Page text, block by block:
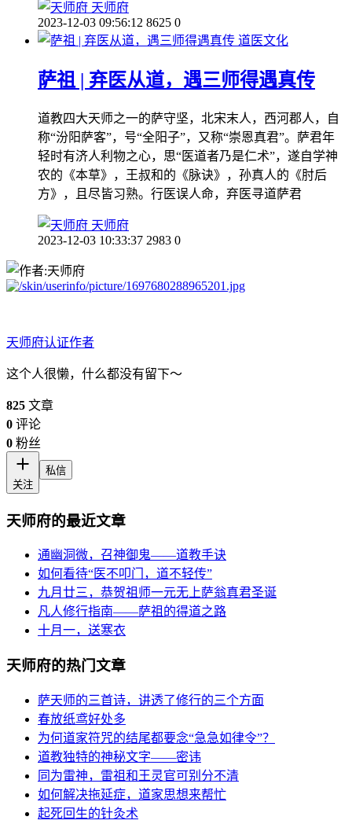
天师府
2023-12-03 09:56:12 8625 0
道医文化
萨祖 | 弃医从道，遇三师得遇真传
道教四大天师之一的萨守坚，北宋末人，西河郡人，自
称“汾阳萨客”，号“全阳子”，又称“崇恩真君”。萨君年
轻时有济人利物之心，思“医道者乃是仁术”，遂自学神
农的《本草》，王叔和的《脉诀》，孙真人的《肘后
方》，且尽皆习熟。行医误人命，弃医寻道萨君
天师府
2023-12-03 10:33:37 2983 0
天师府认证作者
这个人很懒，什么都没有留下～
825 文章
0 评论
0 粉丝
关注
私信
天师府的最近文章
通幽洞微，召神御鬼——道教手诀
如何看待“医不叩门，道不轻传”
九月廿三，恭贺祖师一元无上萨翁真君圣诞
凡人修行指南——萨祖的得道之路
十月一，送寒衣
天师府的热门文章
萨天师的三首诗，讲透了修行的三个方面
春放纸鸢好处多
为何道家符咒的结尾都要念“急急如律令”？
道教独特的神秘文字——密讳
同为雷神，雷祖和王灵官可别分不清
如何解决拖延症，道家思想来帮忙
起死回生的针灸术